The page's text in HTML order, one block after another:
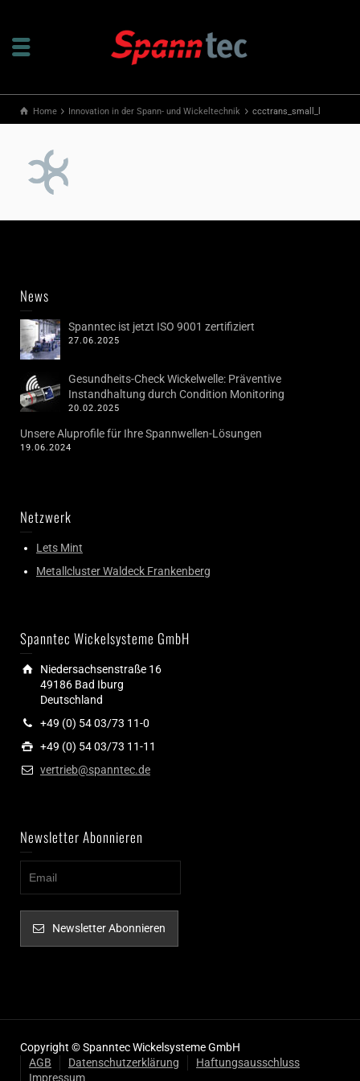
Home Innovation in der Spann- und Wickeltechnik ccctrans_small_l
News
Spanntec ist jetzt ISO 9001 zertifiziert
27.06.2025
Gesundheits-Check Wickelwelle: Präventive
Instandhaltung durch Condition Monitoring
20.02.2025
Unsere Aluprofile für Ihre Spannwellen-Lösungen
19.06.2024
Netzwerk
Lets Mint
Metallcluster Waldeck Frankenberg
Spanntec Wickelsysteme GmbH
Niedersachsenstraße 16
49186 Bad Iburg
Deutschland
+49 (0) 54 03/73 11-0
+49 (0) 54 03/73 11-11
vertrieb@spanntec.de
Newsletter Abonnieren
Newsletter Abonnieren
Copyright © Spanntec Wickelsysteme GmbH
AGB
Datenschutzerklärung
Haftungsausschluss
Impressum